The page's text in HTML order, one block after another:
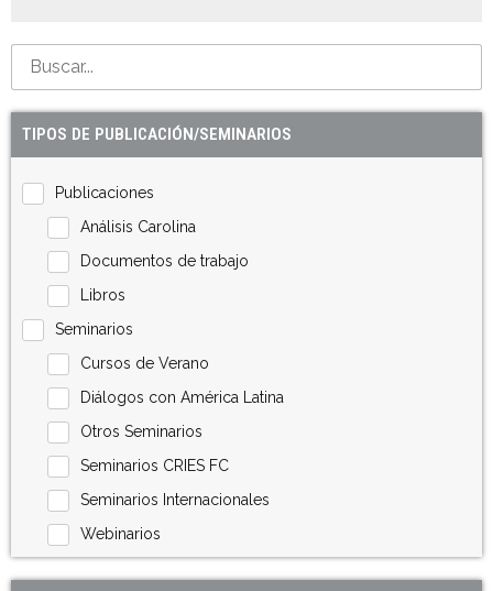
TIPOS DE PUBLICACIÓN/SEMINARIOS
Publicaciones
Análisis Carolina
Documentos de trabajo
Libros
Seminarios
Cursos de Verano
Diálogos con América Latina
Otros Seminarios
Seminarios CRIES FC
Seminarios Internacionales
Webinarios